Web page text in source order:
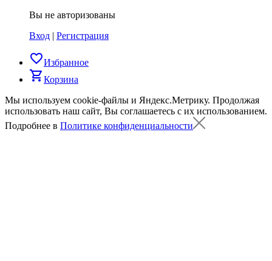
Вы не авторизованы
Вход | Регистрация
favorite_borderИзбранное
shopping_cartКорзина
Мы используем cookie-файлы и Яндекс.Метрику. Продолжая
использовать наш сайт, Вы соглашаетесь с их использованием.
Подробнее в Политике конфиденциальности